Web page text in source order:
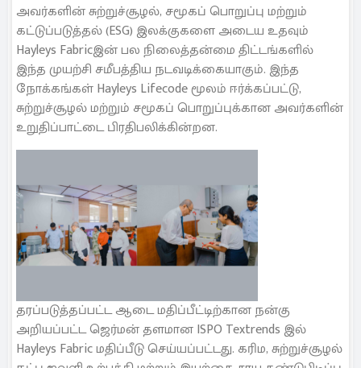
அவர்களின் சுற்றுச்சூழல், சமூகப் பொறுப்பு மற்றும்
கட்டுப்படுத்தல் (ESG) இலக்குகளை அடைய உதவும்
Hayleys Fabricஇன் பல நிலைத்தன்மை திட்டங்களில்
இந்த முயற்சி சமீபத்திய நடவடிக்கையாகும். இந்த
நோக்கங்கள் Hayleys Lifecode மூலம் ஈர்க்கப்பட்டு,
சுற்றுச்சூழல் மற்றும் சமூகப் பொறுப்புக்கான அவர்களின்
உறுதிப்பாட்டை பிரதிபலிக்கின்றன.
தரப்படுத்தப்பட்ட ஆடை மதிப்பீட்டிற்கான நன்கு
அறியப்பட்ட ஜெர்மன் தளமான ISPO Textrends இல்
Hayleys Fabric மதிப்பீடு செய்யப்பட்டது. கரிம, சுற்றுச்சூழல்